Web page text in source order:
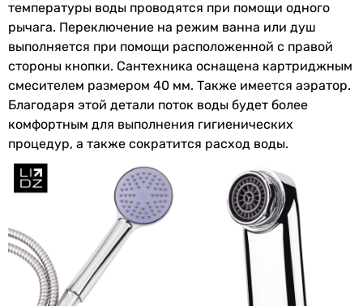
упаковке
Высота в
упаковке
105 мм
Глубина в
упаковке
145 мм
Вес в упаковке
Гарантия
Увидели ошибку в описании или характеристиках?
Сообщите нам об этом!
температуры воды проводятся при помощи одного
рычага. Переключение на режим ванна или душ
выполняется при помощи расположенной с правой
стороны кнопки. Сантехника оснащена картриджным
смесителем размером 40 мм. Также имеется аэратор.
Благодаря этой детали поток воды будет более
комфортным для выполнения гигиенических
процедур, а также сократится расход воды.